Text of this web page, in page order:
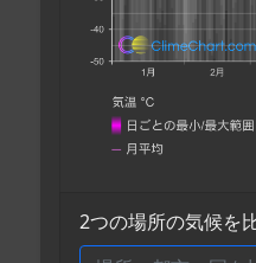
2つの場所の気候を